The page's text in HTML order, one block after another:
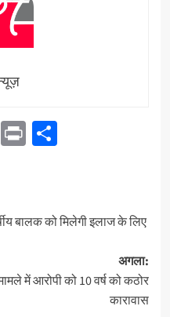
PrintShare
बालक को मिलेगी इलाज के लिए
अगला:
में आरोपी को 10 वर्ष को कठोर
कारावास